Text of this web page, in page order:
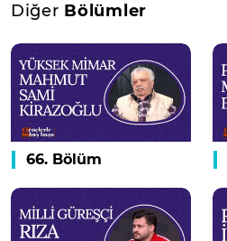
Diğer Bölümler
66. Bölüm